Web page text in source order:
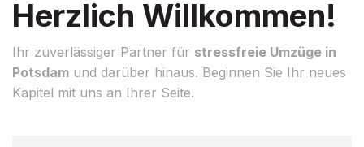
Herzlich Willkommen!
Ihr zuverlässiger Partner für stressfreie Umzüge in
Potsdam und darüber hinaus. Beginnen Sie Ihr neues
Kapitel mit uns an Ihrer Seite.